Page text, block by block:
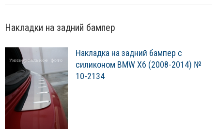
Накладки на задний бампер
Накладка на задний бампер с
силиконом BMW X6 (2008-2014) №
10-2134